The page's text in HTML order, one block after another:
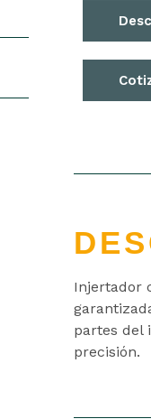
Injertador
partes del
precisión.